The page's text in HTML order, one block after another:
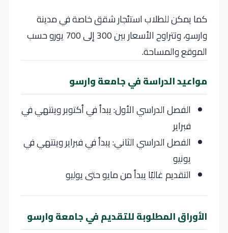
كما يمكن للطلاب استئجار شقق خاصة في مدينة
وارسو
، وتتراوح الأسعار بين 300 إلى 700 يورو حسب
الموقع والمساحة.
مواعيد الدراسة في جامعة وارسو
الفصل الدراسي الأول: يبدأ في أكتوبر وينتهي في
فبراير
الفصل الدراسي الثاني: يبدأ في فبراير وينتهي في
يونيو
التقديم غالبًا يبدأ من مايو حتى يوليو
الأوراق المطلوبة للتقديم في جامعة وارسو